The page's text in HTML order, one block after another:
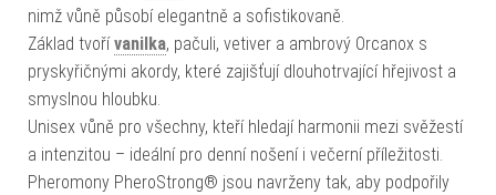
nimž vůně působí elegantně a sofistikovaně.
Základ tvořívanilka, pačuli, vetiver a ambrový Orcanox s
pryskyřičnými akordy, které zajišťují dlouhotrvající hřejivost a
smyslnou hloubku.
Unisex vůně pro všechny, kteří hledají harmonii mezi svěžestí
a intenzitou – ideální pro denní nošení i večerní příležitosti.
Pheromony PheroStrong® jsou navrženy tak, aby podpořily